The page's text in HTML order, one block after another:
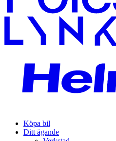
Köpa bil
Ditt ägande